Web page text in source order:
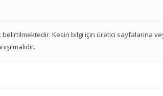
Kesin bilgi için üretici sayfalarına